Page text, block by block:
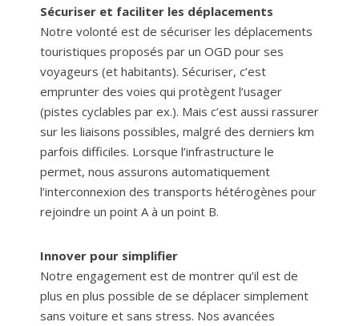
Sécuriser et faciliter les déplacements
Notre volonté est de sécuriser les déplacements
touristiques proposés par un OGD pour ses
voyageurs (et habitants). Sécuriser, c’est
emprunter des voies qui protègent l’usager
(pistes cyclables par ex.). Mais c’est aussi rassurer
sur les liaisons possibles, malgré des derniers km
parfois difficiles. Lorsque l’infrastructure le
permet, nous assurons automatiquement
l’interconnexion des transports hétérogènes pour
rejoindre un point A à un point B.
Innover pour simplifier
Notre engagement est de montrer qu’il est de
plus en plus possible de se déplacer simplement
sans voiture et sans stress. Nos avancées